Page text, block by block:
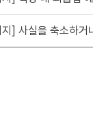
] 사실을 축소하